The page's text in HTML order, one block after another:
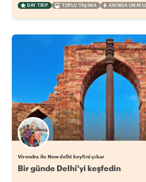
DAY TRIP TOPLU TAŞIMA ANINDA ONAYLI
Virendra ile New delhi keyfini çıkar
Bir günde Delhi'yi keşfedin